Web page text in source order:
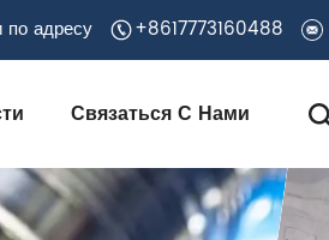
адресу +8617773160488
Связаться С Нами